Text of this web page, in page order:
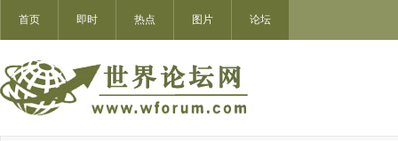
首页 即时 热点 图片 论坛